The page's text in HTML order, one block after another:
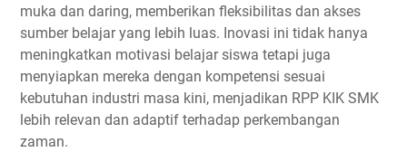
muka dan daring, memberikan fleksibilitas dan akses
sumber belajar yang lebih luas. Inovasi ini tidak hanya
meningkatkan motivasi belajar siswa tetapi juga
menyiapkan mereka dengan kompetensi sesuai
kebutuhan industri masa kini, menjadikan RPP KIK SMK
lebih relevan dan adaptif terhadap perkembangan
zaman.